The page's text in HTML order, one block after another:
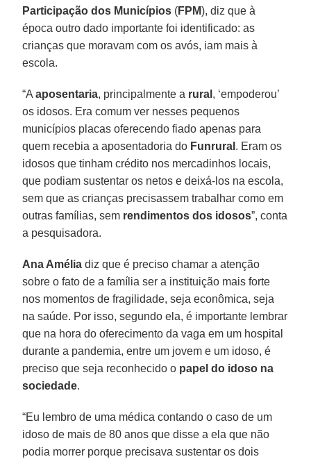
Participação dos Municípios (FPM), diz que à
época outro dado importante foi identificado: as
crianças que moravam com os avós, iam mais à
escola.
“Aaposentaria, principalmente a rural , ‘empoderou’
os idosos. Era comum ver nesses pequenos
municípios placas oferecendo fiado apenas para
quem recebia a aposentadoria do Funrural . Eram os
idosos que tinham crédito nos mercadinhos locais,
que podiam sustentar os netos e deixá-los na escola,
sem que as crianças precisassem trabalhar como em
outras famílias, sem rendimentos dos idosos”, conta
a pesquisadora.
Ana Amélia diz que é preciso chamar a atenção
sobre o fato de a família ser a instituição mais forte
nos momentos de fragilidade, seja econômica, seja
na saúde. Por isso, segundo ela, é importante lembrar
que na hora do oferecimento da vaga em um hospital
durante a pandemia, entre um jovem e um idoso, é
preciso que seja reconhecido o papel do idoso na
sociedade.
“Eu lembro de uma médica contando o caso de um
idoso de mais de 80 anos que disse a ela que não
podia morrer porque precisava sustentar os dois